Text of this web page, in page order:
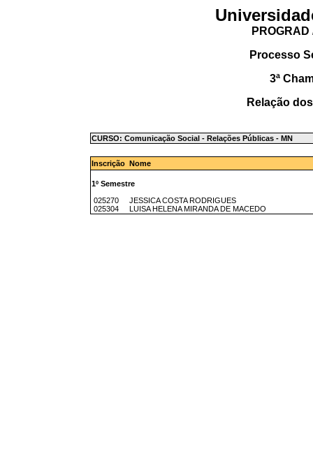
Processo
3ª
Relação
CURSO: Comunicação Social - Relações Públicas - MN
Inscrição Nome
1º Semestre
025270 JESSICA COSTA RODRIGUES
025304 LUISA HELENA MIRANDA DE MACEDO